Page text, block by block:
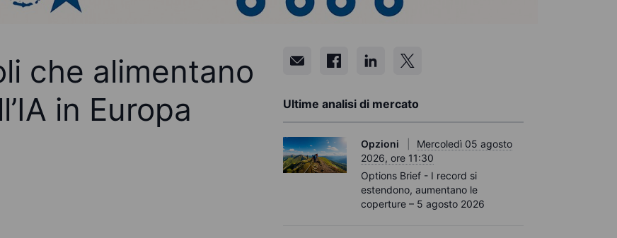
che alimentano
in Europa
Ultime analisi di mercato
Opzioni
Mercoledì 05 agosto
2026, ore 11:30
Options Brief - I record si
estendono, aumentano le
coperture – 5 agosto 2026